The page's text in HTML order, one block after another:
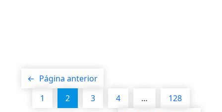
← Página anterior
1
2 3 4 …
128